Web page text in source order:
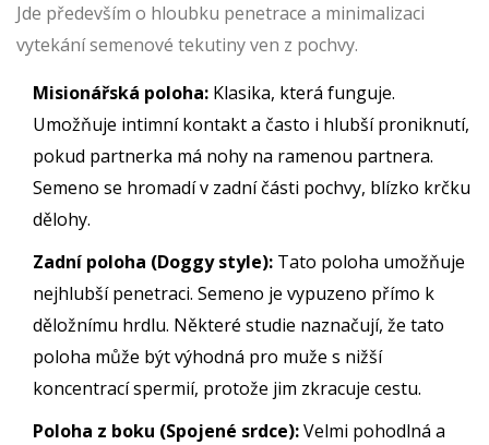
Jde především o hloubku penetrace a minimalizaci
vytekání semenové tekutiny ven z pochvy.
Misionářská poloha: Klasika, která funguje.
Umožňuje intimní kontakt a často i hlubší proniknutí,
pokud partnerka má nohy na ramenou partnera.
Semeno se hromadí v zadní části pochvy, blízko krčku
dělohy.
Zadní poloha (Doggy style): Tato poloha umožňuje
nejhlubší penetraci. Semeno je vypuzeno přímo k
děložnímu hrdlu. Některé studie naznačují, že tato
poloha může být výhodná pro muže s nižší
koncentrací spermií, protože jim zkracuje cestu.
Poloha z boku (Spojené srdce):Velmi pohodlná a